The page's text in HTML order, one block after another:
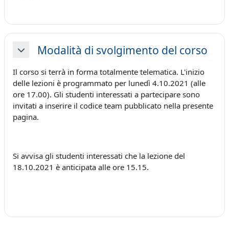
MinimizzaModalità di svolgimento del corso
Il corso si terrà in forma totalmente telematica. L'inizio
delle lezioni è programmato per lunedì 4.10.2021 (alle
ore 17.00). Gli studenti interessati a partecipare sono
invitati a inserire il codice team pubblicato nella presente
pagina.
Si avvisa gli studenti interessati che la lezione del
18.10.2021 è anticipata alle ore 15.15.